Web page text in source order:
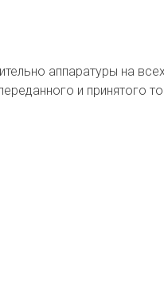
аппаратуры на
и принятого